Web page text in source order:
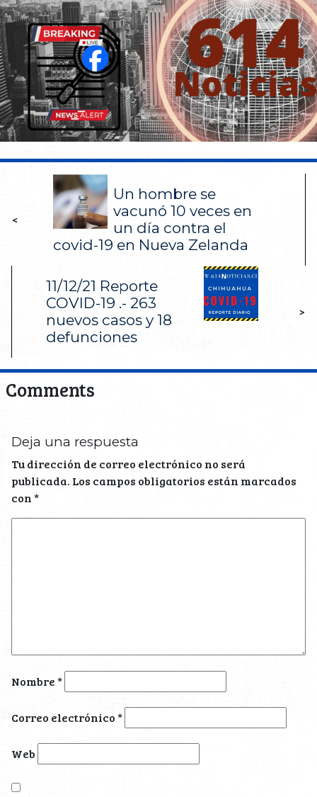
<
Un hombre se
vacunó 10 veces en
un día contra el
covid-19 en Nueva Zelanda
11/12/21 Reporte
COVID-19 .- 263
nuevos casos y 18
defunciones
>
Comments
Deja una respuesta
Tu dirección de correo electrónico no será
publicada. Los campos obligatorios están marcados
con*
Nombre*
Correo electrónico*
Web